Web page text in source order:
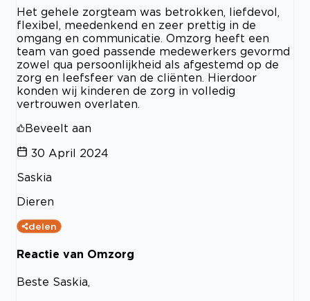
Het gehele zorgteam was betrokken, liefdevol,
flexibel, meedenkend en zeer prettig in de
omgang en communicatie. Omzorg heeft een
team van goed passende medewerkers gevormd
zowel qua persoonlijkheid als afgestemd op de
zorg en leefsfeer van de cliënten. Hierdoor
konden wij kinderen de zorg in volledig
vertrouwen overlaten.
Beveelt aan
30 April 2024
Saskia
Dieren
delen
Reactie van Omzorg
Beste Saskia,